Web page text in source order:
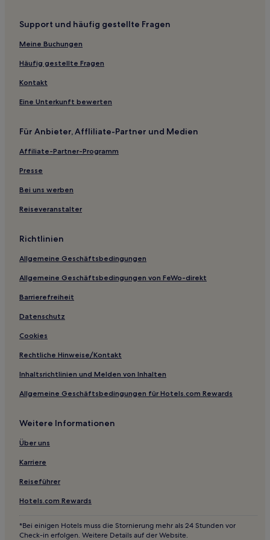
Haustierfreundliche in Grenoble
Familien in Vienne
Günstige in Saint-Étienne
Haustierfreundliche in Saint-Étienne
Familien in Saint-Étienne
Business in Montélimar
Familien in Montélimar
Hotels mit Parkplatz in Villefranche-sur-Saône
Haustierfreundliche in Villefranche-sur-Saône
Familien in Bron
Hotels mit Parkplatz in Bron
Haustierfreundliche in Lyon
Hotels mit inbegriffenem Frühstück in Lyon
Familien in Lyon
Haustierfreundliche in Villard-de-Lans
Haustierfreundliche in Vals-les-Bains
Luxus in 5. Arrondissement
Hotels mit Parkplatz in Bourg-lès-Valence
Familien in Valence
Luxus in Valence
Haustierfreundliche in Valence
Hotels mit Pool in Auvergne-Rhône-Alpes
Familien in Auvergne-Rhône-Alpes
Hotels mit Parkplatz in Auvergne-Rhône-Alpes
Ski in Auvergne-Rhône-Alpes
Support und häufig gestellte Fragen
Meine Buchungen
Häufig gestellte Fragen
Kontakt
Eine Unterkunft bewerten
Für Anbieter, Affliliate-Partner und Medien
Affiliate-Partner-Programm
Presse
Bei uns werben
Reiseveranstalter
Richtlinien
Allgemeine Geschäftsbedingungen
Allgemeine Geschäftsbedingungen von FeWo-direkt
Barrierefreiheit
Datenschutz
Cookies
Rechtliche Hinweise/Kontakt
Inhaltsrichtlinien und Melden von Inhalten
Allgemeine Geschäftsbedingungen für Hotels.com Rewards
Weitere Informationen
Über uns
Karriere
Reiseführer
Hotels.com Rewards
*Bei einigen Hotels muss die Stornierung mehr als 24 Stunden vor
Check-in erfolgen. Weitere Details auf der Website.